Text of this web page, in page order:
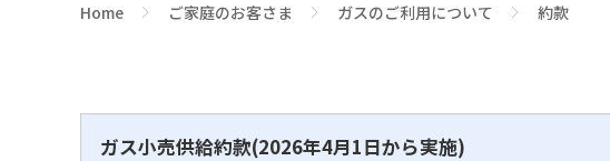
Home ご家庭のお客さま ガスのご利用について 約款
ガス小売供給約款(2026年4月1日から実施)